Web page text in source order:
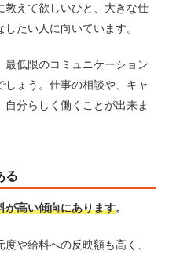
教えて欲しいひと、大きな仕
たい人に向いています。
最低限のコミュニケーション
ょう。仕事の相談や、キャ
自分らしく働くことが出来ま
る
が高い傾向にあります。
や給料への反映額も高く、